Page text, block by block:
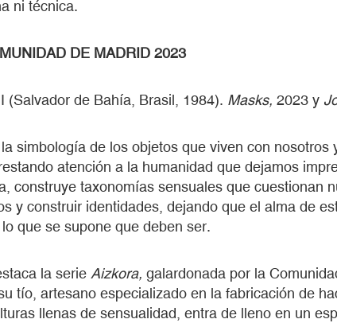
ni técnica.
DE MADRID 2023
(Salvador de Bahía, Brasil, 1984). Masks, 2023 y
simbología de los objetos que viven con nosotros
atención a la humanidad que dejamos
construye taxonomías sensuales que cuestionan
y construir identidades, dejando que el alma de
que se supone que deben ser.
la serieAizkora, galardonada por la
tío, artesano especializado en la fabricación de
llenas de sensualidad, entra de lleno en un